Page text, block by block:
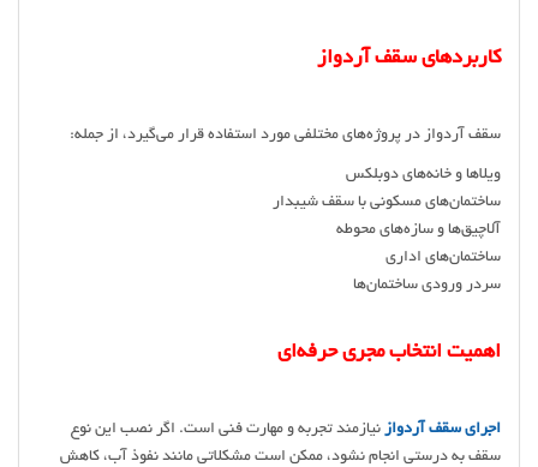
کاربردهای سقف آردواز
سقف آردواز در پروژه‌های مختلفی مورد استفاده قرار می‌گیرد، از جمله:
ویلاها و خانه‌های دوبلکس
ساختمان‌های مسکونی با سقف شیبدار
آلاچیق‌ها و سازه‌های محوطه
ساختمان‌های اداری
سردر ورودی ساختمان‌ها
اهمیت انتخاب مجری حرفه‌ای
اجرای سقف آردواز نیازمند تجربه و مهارت فنی است. اگر نصب این نوع
سقف به درستی انجام نشود، ممکن است مشکلاتی مانند نفوذ آب، کاهش